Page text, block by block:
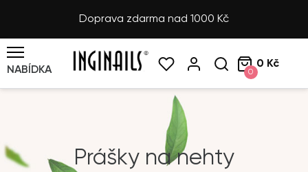
Doprava zdarma nad 1000 Kč
NABÍDKA 0
0 Kč
Prášky na nehty